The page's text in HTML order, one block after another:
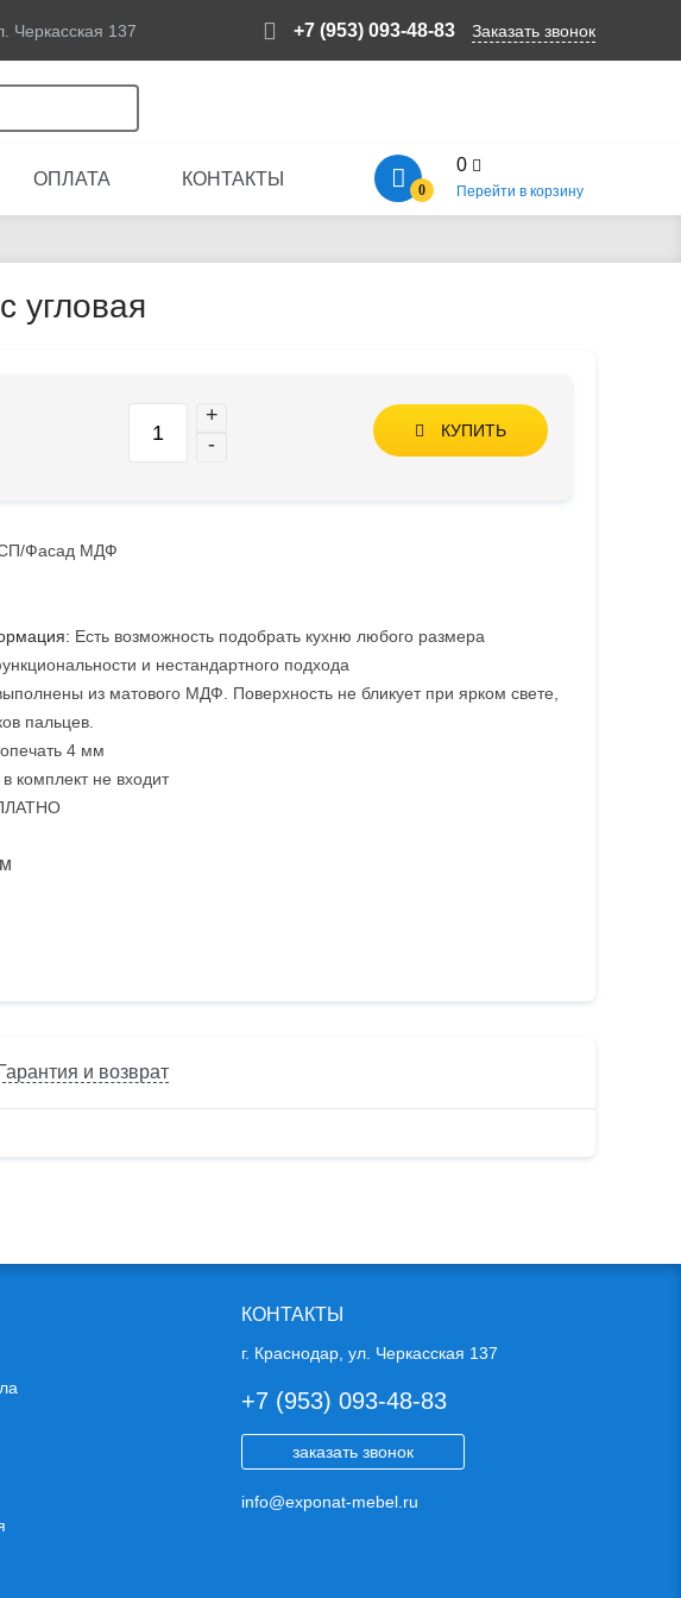
Черкасская 137 +7 (953) 093-48-83 Заказать звонок
ОПЛАТА КОНТАКТЫ
0
0
Перейти в корзину
угловая
+
-
КУПИТЬ
Фасад МДФ
Есть возможность подобрать кухню любого размера
и нестандартного подхода
из матового МДФ. Поверхность не бликует при ярком свете,
пальцев.
4 мм
комплект не входит
Гарантия и возврат
КОНТАКТЫ
г. Краснодар, ул. Черкасская 137
+7 (953) 093-48-83
заказать звонок
info@exponat-mebel.ru